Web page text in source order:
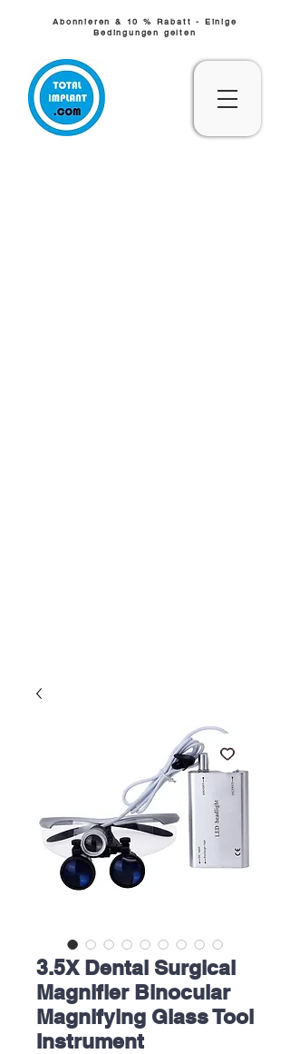
Abonnieren & 10 % Rabatt - Einige
Bedingungen gelten
3.5X Dental Surgical
Magnifier Binocular
Magnifying Glass Tool
Instrument